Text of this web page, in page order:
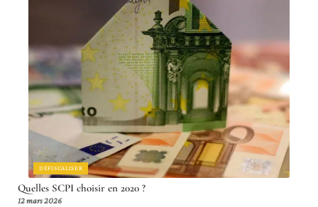
DÉFISCALISER
Quelles SCPI choisir en 2020 ?
12 mars 2026